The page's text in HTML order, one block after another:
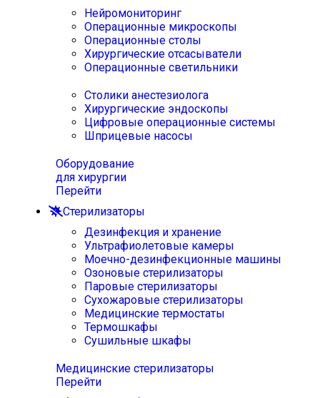
Нейромониторинг
Операционные микроскопы
Операционные столы
Хирургические отсасыватели
Операционные светильники
Столики анестезиолога
Хирургические эндоскопы
Цифровые операционные системы
Шприцевые насосы
Оборудование
для хирургии
Перейти
Стерилизаторы
Дезинфекция и хранение
Ультрафиолетовые камеры
Моечно-дезинфекционные машины
Озоновые стерилизаторы
Паровые стерилизаторы
Сухожаровые стерилизаторы
Медицинские термостаты
Термошкафы
Сушильные шкафы
Медицинские стерилизаторы
Перейти